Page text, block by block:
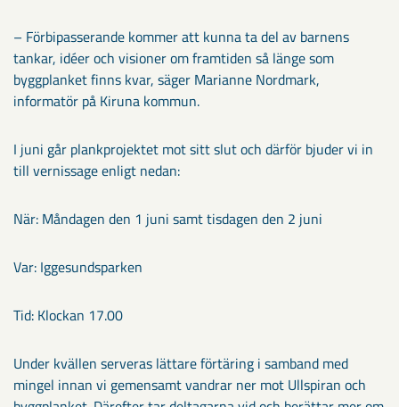
– Förbipasserande kommer att kunna ta del av barnens
tankar, idéer och visioner om framtiden så länge som
byggplanket finns kvar, säger Marianne Nordmark,
informatör på Kiruna kommun.
I juni går plankprojektet mot sitt slut och därför bjuder vi in
till vernissage enligt nedan:
När: Måndagen den 1 juni samt tisdagen den 2 juni
Var: Iggesundsparken
Tid: Klockan 17.00
Under kvällen serveras lättare förtäring i samband med
mingel innan vi gemensamt vandrar ner mot Ullspiran och